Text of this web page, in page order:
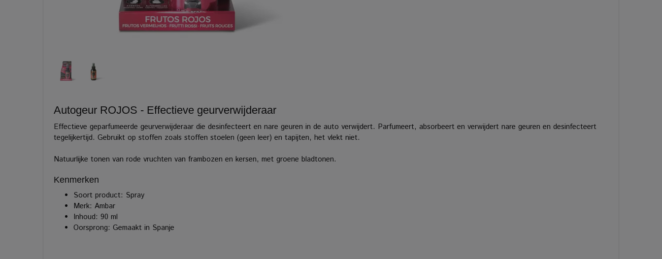
Autogeur ROJOS - Effectieve geurverwijderaar
Effectieve geparfumeerde geurverwijderaar die desinfecteert en nare geuren in de auto verwijdert. Parfumeert, absorbeert en verwijdert nare geuren en desinfecteert
tegelijkertijd. Gebruikt op stoffen zoals stoffen stoelen (geen leer) en tapijten, het vlekt niet.
Natuurlijke tonen van rode vruchten van frambozen en kersen, met groene bladtonen.
Kenmerken
Soort product: Spray
Merk: Ambar
Inhoud: 90 ml
Oorsprong: Gemaakt in Spanje